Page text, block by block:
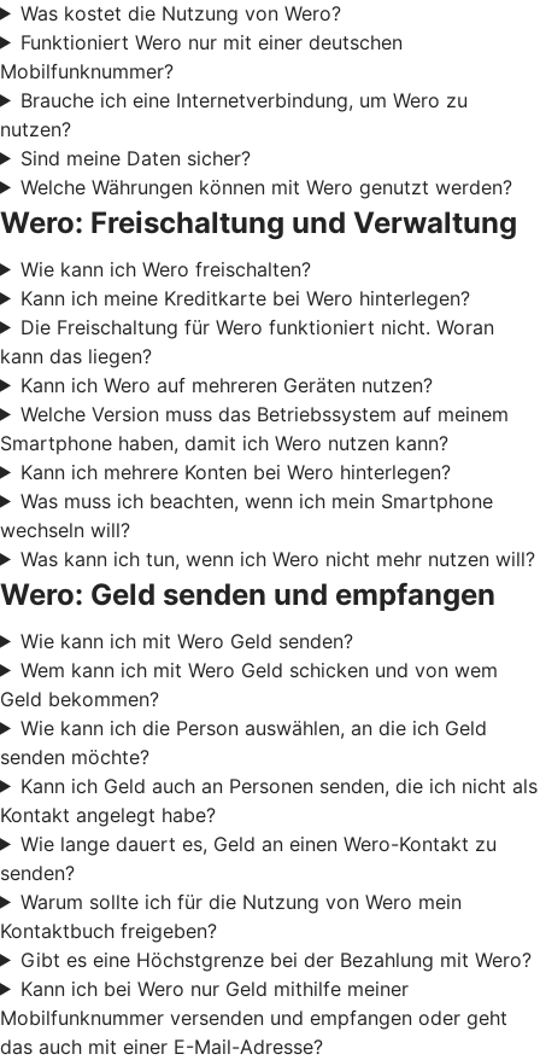
Was kostet die Nutzung von Wero?
Funktioniert Wero nur mit einer deutschen
Mobilfunknummer?
Brauche ich eine Internetverbindung, um Wero zu
nutzen?
Sind meine Daten sicher?
Welche Währungen können mit Wero genutzt werden?
Wero: Freischaltung und Verwaltung
Wie kann ich Wero freischalten?
Kann ich meine Kreditkarte bei Wero hinterlegen?
Die Freischaltung für Wero funktioniert nicht. Woran
kann das liegen?
Kann ich Wero auf mehreren Geräten nutzen?
Welche Version muss das Betriebssystem auf meinem
Smartphone haben, damit ich Wero nutzen kann?
Kann ich mehrere Konten bei Wero hinterlegen?
Was muss ich beachten, wenn ich mein Smartphone
wechseln will?
Was kann ich tun, wenn ich Wero nicht mehr nutzen will?
Wero: Geld senden und empfangen
Wie kann ich mit Wero Geld senden?
Wem kann ich mit Wero Geld schicken und von wem
Geld bekommen?
Wie kann ich die Person auswählen, an die ich Geld
senden möchte?
Kann ich Geld auch an Personen senden, die ich nicht als
Kontakt angelegt habe?
Wie lange dauert es, Geld an einen Wero-Kontakt zu
senden?
Warum sollte ich für die Nutzung von Wero mein
Kontaktbuch freigeben?
Gibt es eine Höchstgrenze bei der Bezahlung mit Wero?
Kann ich bei Wero nur Geld mithilfe meiner
Mobilfunknummer versenden und empfangen oder geht
das auch mit einer E-Mail-Adresse?